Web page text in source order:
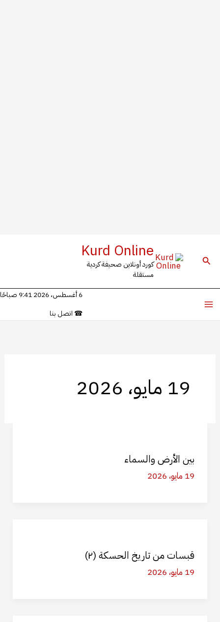
البحث Kurd Online
كورد أونلاين صحيفة كردية
مستقلة
6 أغسطس، 2026 9:41 صباحًا
☎ اتصل بنا
19 مايو، 2026
بين الأرض والسماء
19 مايو، 2026
قبسات من تاريخ الحسكة (٢)
19 مايو، 2026